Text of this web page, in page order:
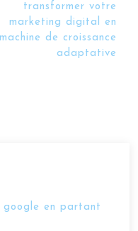
transformer votre
marketing digital en
machine de croissance
adaptative
google en partant